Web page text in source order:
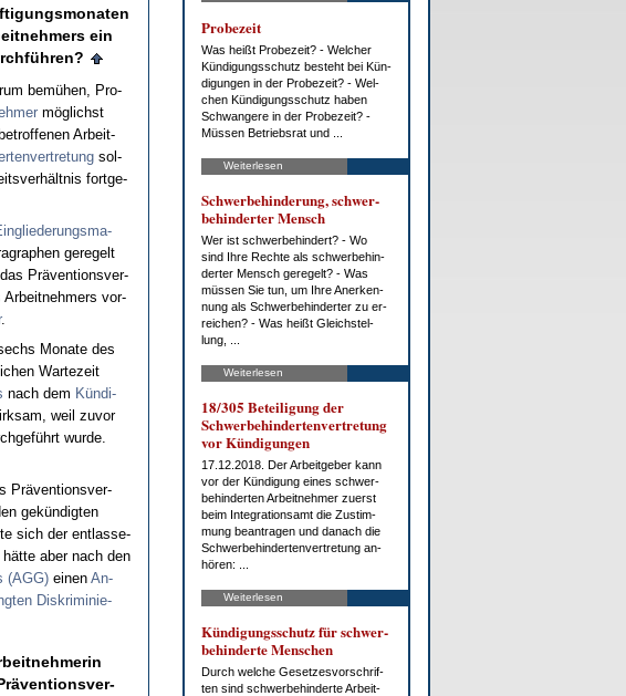
ein
bemühen, Pro­
möglichst
Ar­beit­
sol­
fort­ge­
ge­re­gelt
Präven­ti­ons­ver­
Ar­beit­neh­mers vor­
.
Mo­na­te des
War­te­zeit
nach dem Kündi­
weil zu­vor
wur­de.
Präven­ti­ons­ver­
gekündig­ten
sich der ent­las­se­
aber nach den
(AGG)ei­nen An­
Dis­kri­mi­nie­
Pro­be­zeit
Was heißt Pro­be­zeit? - Wel­cher
Kün­di­gungs­schutz be­steht bei Kün­
di­gun­gen in der Pro­be­zeit? - Wel­
chen Kün­di­gungs­schutz ha­ben
Schwan­ge­re in der Pro­be­zeit? -
Müs­sen Be­triebs­rat und ...
Weiterlesen
Schwer­be­hin­de­rung, schwer­
be­hin­der­ter Mensch
Wer ist schwer­be­hin­dert? - Wo
sind Ih­re Rech­te als schwer­be­hin­
der­ter Mensch ge­re­gelt? - Was
müs­sen Sie tun, um Ih­re An­er­ken­
nung als Schwer­be­hin­der­ter zu er­
rei­chen? - Was heißt Gleich­stel­
lung, ...
Weiterlesen
18/305 Be­tei­li­gung der
Schwer­be­hin­der­ten­ver­tre­tung
vor Kün­di­gun­gen
17.12.2018. Der Ar­beit­ge­ber kann
vor der Kün­di­gung ei­nes schwer­
be­hin­der­ten Ar­beit­neh­mer zu­erst
beim In­te­gra­ti­ons­amt die Zu­stim­
mung be­an­tra­gen und da­nach die
Schwer­be­hin­der­ten­ver­tre­tung an­
hö­ren: ...
Weiterlesen
Kün­di­gungs­schutz für schwer­
be­hin­der­te Men­schen
Durch wel­che Ge­set­zes­vor­schrif­
ten sind schwer­be­hin­der­te Ar­beit­